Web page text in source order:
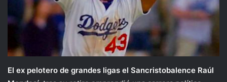
El ex pelotero de grandes ligas el Sancristobalence Raúl